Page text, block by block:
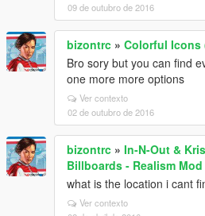
09 de outubro de 2016
bizontrc » Colorful Icons
Bro sory but you can find
one more more options
Ver contexto
02 de outubro de 2016
bizontrc » In-N-Out &
Billboards - Realism Mod
what is the location i cant
Ver contexto